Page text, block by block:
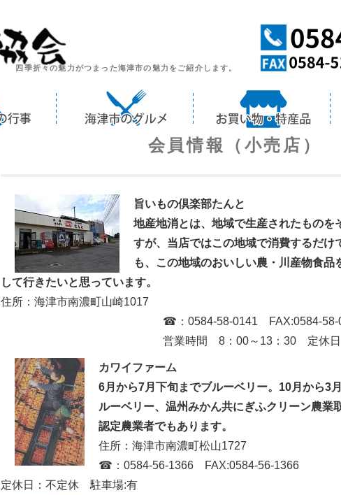
四季折々の魅力がつまった海津市の魅力をご紹介します。
会員情報（小売店）
旨いもの倶楽部たんと
地産地消とは、地域で生産されたものを
すが、当店ではこの地域で消費するだけ
も、この地域のおいしい農・川産物食品
して行きたいと思っています。
住所：海津市南濃町山崎1017
☎：0584-58-0141 FAX:0584-58-
営業時間 8：00～13：30 定休日：無
カワイファーム
6月から7月下旬までブルーベリー。10月から3
ルーベリー、温州みかん共にぎふクリーン農業
認定農業者でもあります。
住所：海津市南濃町松山1727
☎：0584-56-1366 FAX:0584-56-1366
定休日：不定休 駐車場:有